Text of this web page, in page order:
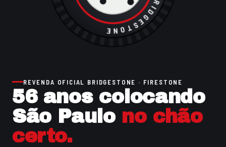
REVENDA OFICIAL BRIDGESTONE · FIRESTONE
56 anos colocando
São Paulo no chão
certo.
BRIDGESTONE